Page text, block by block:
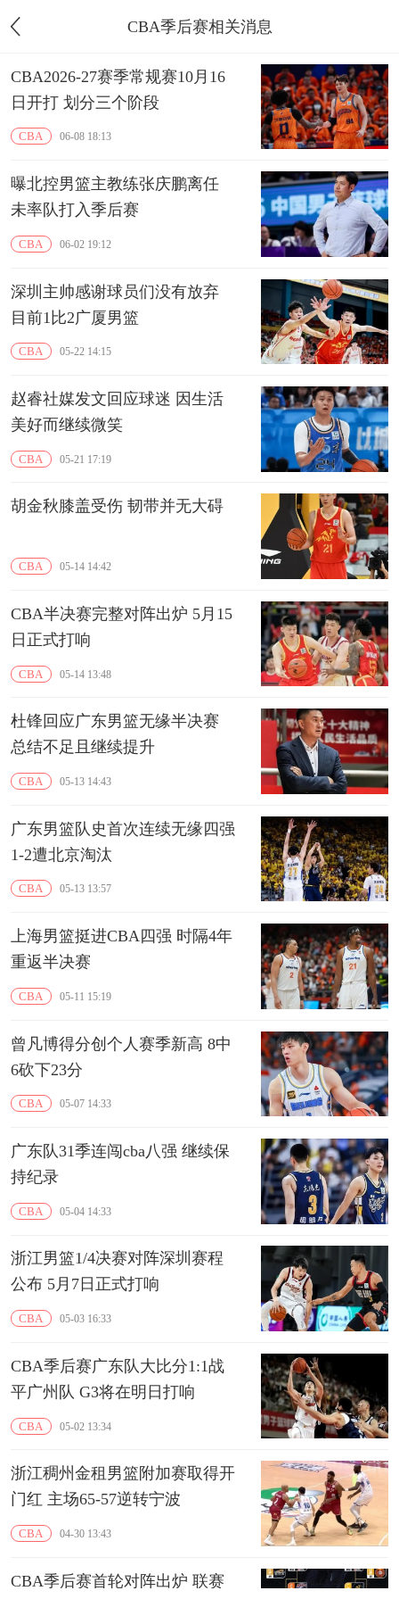
CBA季后赛相关消息
CBA2026-27赛季常规赛10月16
日开打 划分三个阶段
CBA 06-08 18:13
曝北控男篮主教练张庆鹏离任
未率队打入季后赛
CBA 06-02 19:12
深圳主帅感谢球员们没有放弃
目前1比2广厦男篮
CBA 05-22 14:15
赵睿社媒发文回应球迷 因生活
美好而继续微笑
CBA 05-21 17:19
胡金秋膝盖受伤 韧带并无大碍
CBA 05-14 14:42
CBA半决赛完整对阵出炉 5月15
日正式打响
CBA 05-14 13:48
杜锋回应广东男篮无缘半决赛
总结不足且继续提升
CBA 05-13 14:43
广东男篮队史首次连续无缘四强
1-2遭北京淘汰
CBA 05-13 13:57
上海男篮挺进CBA四强 时隔4年
重返半决赛
CBA 05-11 15:19
曾凡博得分创个人赛季新高 8中
6砍下23分
CBA 05-07 14:33
广东队31季连闯cba八强 继续保
持纪录
CBA 05-04 14:33
浙江男篮1/4决赛对阵深圳赛程
公布 5月7日正式打响
CBA 05-03 16:33
CBA季后赛广东队大比分1:1战
平广州队 G3将在明日打响
CBA 05-02 13:34
浙江稠州金租男篮附加赛取得开
门红 主场65-57逆转宁波
CBA 04-30 13:43
CBA季后赛首轮对阵出炉 联赛